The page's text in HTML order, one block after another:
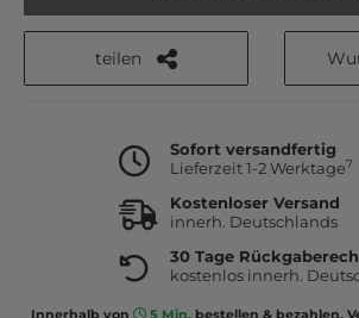
teilen
Sofort versandfertig
Lieferzeit 1-2 Werktage7
Kostenloser Versand
innerh. Deutschlands
30 Tage
kostenlos innerh.
Innerhalb von 5 Min. bestellen & bezahlen,